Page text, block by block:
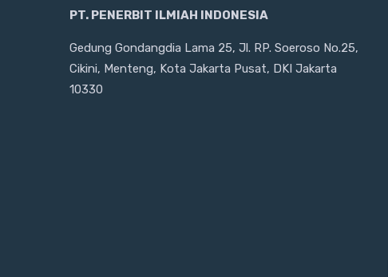
PT. PENERBIT ILMIAH INDONESIA
Gedung Gondangdia Lama 25, Jl. RP. Soeroso No.25,
Cikini, Menteng, Kota Jakarta Pusat, DKI Jakarta
10330